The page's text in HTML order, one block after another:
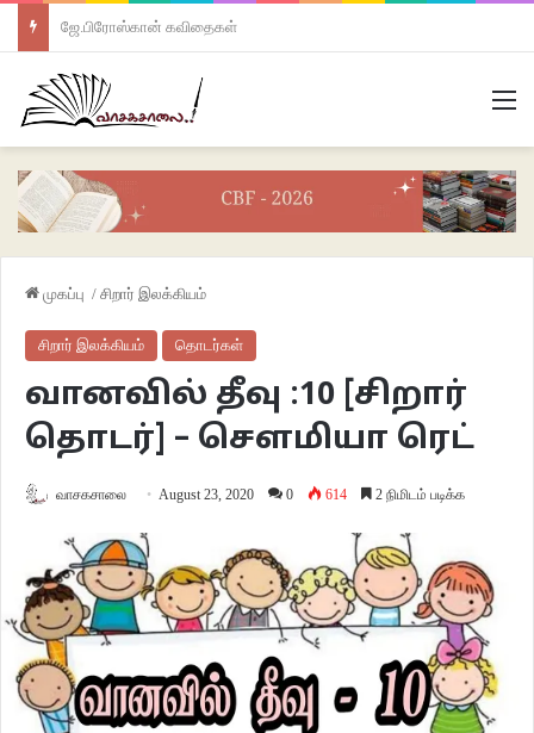
ஜே.பிரோஸ்கான் கவிதைகள்
முகப்பு / சிறார் இலக்கியம்
சிறார் இலக்கியம் தொடர்கள்
வானவில் தீவு :10 [சிறார்
தொடர்] – சௌமியா ரெட்
வாசகசாலை August 23, 2020 0 614 2 நிமிடம் படிக்க